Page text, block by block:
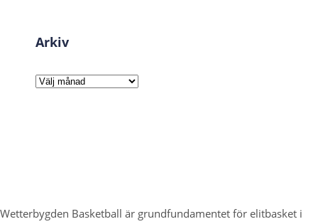
Arkiv
Arkiv
Wetterbygden Basketball är grundfundamentet för elitbasket i